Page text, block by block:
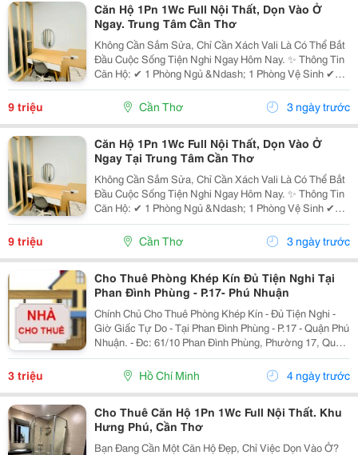
Căn Hộ 1Pn 1Wc Full Nội Thất, Dọn Vào Ở
Ngay. Trung Tâm Cần Thơ
Không Cần Sắm Sửa, Chỉ Cần Xách Vali Là Có Thể Bắt
Đầu Cuộc Sống Tiện Nghi Ngay Hôm Nay. ✨ Thông Tin
Căn Hộ: ✔ 1 Phòng Ngủ &Ndash; 1 Phòng Vệ Sinh ✔
Full Nội Thất: Sofa, Giường, Tủ, Máy Lạnh, Tủ Lạnh,
Máy Giặt, Bếp... ✔ Không Gian Sạch Đẹp,...
9 triệu Cần Thơ 3 ngày trước
Căn Hộ 1Pn 1Wc Full Nội Thất, Dọn Vào Ở
Ngay Tại Trung Tâm Cần Thơ
Không Cần Sắm Sửa, Chỉ Cần Xách Vali Là Có Thể Bắt
Đầu Cuộc Sống Tiện Nghi Ngay Hôm Nay. ✨ Thông Tin
Căn Hộ: ✔ 1 Phòng Ngủ &Ndash; 1 Phòng Vệ Sinh ✔
Full Nội Thất: Sofa, Giường, Tủ, Máy Lạnh, Tủ Lạnh,
Máy Giặt, Bếp... ✔ Không Gian Sạch Đẹp,...
9 triệu Cần Thơ 3 ngày trước
Cho Thuê Phòng Khép Kín Đủ Tiện Nghi Tại
Phan Đình Phùng - P.17- Phú Nhuận
Chính Chủ Cho Thuê Phòng Khép Kín - Đủ Tiện Nghi -
Giờ Giấc Tự Do - Tại Phan Đình Phùng - P.17 - Quận Phú
Nhuận. - Đc: 61/10 Phan Đình Phùng, Phường 17, Quận
Phú Nhuận, Tp.hcm Phòng Trên Lầu: - Diện Tích:
12M&Sup2;, Có Thêm Gác Lửng 1,2M X...
3 triệu Hồ Chí Minh 4 ngày trước
Cho Thuê Căn Hộ 1Pn 1Wc Full Nội Thất. Khu
Hưng Phú, Cần Thơ
Bạn Đang Cần Một Căn Hộ Đẹp, Chỉ Việc Dọn Vào Ở?